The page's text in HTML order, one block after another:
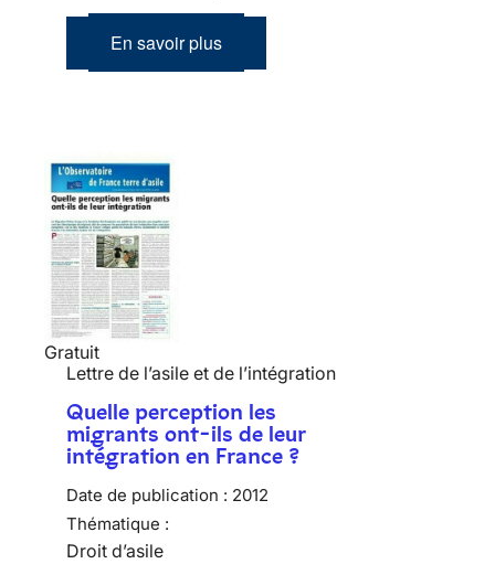
En savoir plus
Gratuit
Lettre de l’asile et de l’intégration
Quelle perception les
migrants ont-ils de leur
intégration en France ?
Date de publication : 2012
Thématique :
Droit d’asile